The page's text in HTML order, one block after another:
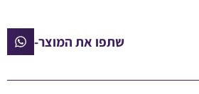
שתפו את המוצר-